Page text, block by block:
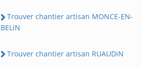
Trouver chantier artisan MONCE-EN-
BELiN
Trouver chantier artisan RUAUDiN